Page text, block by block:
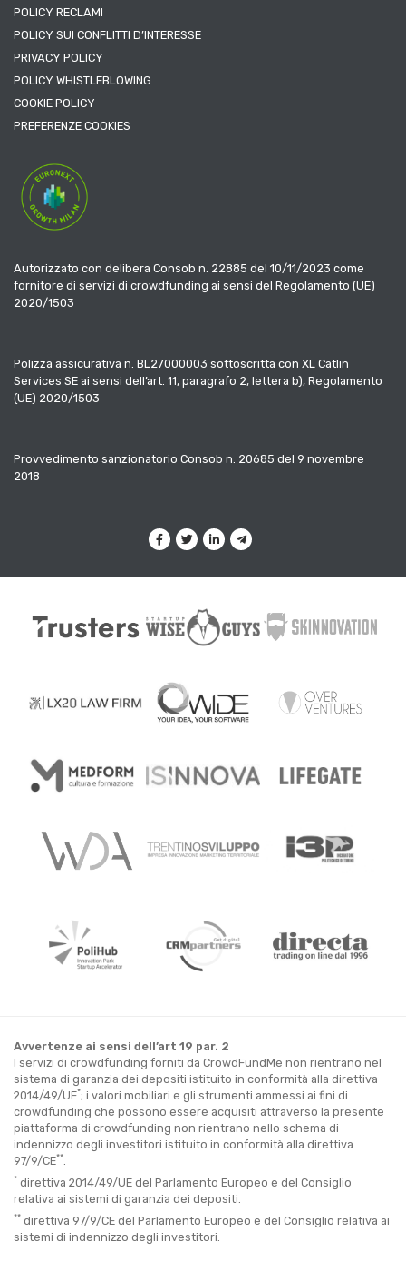
POLICY RECLAMI
POLICY SUI CONFLITTI D’INTERESSE
PRIVACY POLICY
POLICY WHISTLEBLOWING
COOKIE POLICY
PREFERENZE COOKIES
Autorizzato con delibera Consob n. 22885 del 10/11/2023 come
fornitore di servizi di crowdfunding ai sensi del Regolamento (UE)
2020/1503
Polizza assicurativa n. BL27000003 sottoscritta con XL Catlin
Services SE ai sensi dell’art. 11, paragrafo 2, lettera b), Regolamento
(UE) 2020/1503
Provvedimento sanzionatorio Consob n. 20685 del 9 novembre
2018
Avvertenze ai sensi dell’art 19 par. 2
I servizi di crowdfunding forniti da CrowdFundMe non rientrano nel
sistema di garanzia dei depositi istituito in conformità alla direttiva
2014/49/UE*; i valori mobiliari e gli strumenti ammessi ai fini di
crowdfunding che possono essere acquisiti attraverso la presente
piattaforma di crowdfunding non rientrano nello schema di
indennizzo degli investitori istituito in conformità alla direttiva
97/9/CE**
* direttiva 2014/49/UE del Parlamento Europeo e del Consiglio
relativa ai sistemi di garanzia dei depositi.
** direttiva 97/9/CE del Parlamento Europeo e del Consiglio relativa ai
sistemi di indennizzo degli investitori.